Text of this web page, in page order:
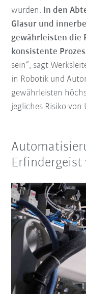
wurden. In den
Glasur und
gewährleisten die
konsistente
sein“, sagt
in Robotik und
gewährleisten
jegliches Risiko
Erfindergeist